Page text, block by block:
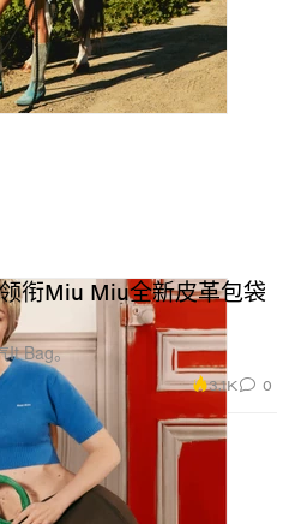
衔Miu Miu全新皮革包袋
It Bag。
3.1K 0